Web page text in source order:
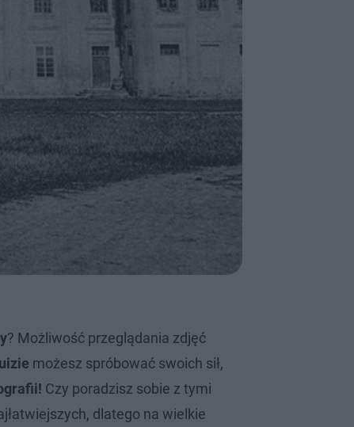
? Możliwość przeglądania zdjęć
możesz spróbować swoich sił,
Czy poradzisz sobie z tymi
dlatego na wielkie